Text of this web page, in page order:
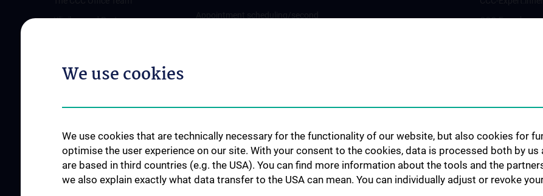
Kliniken und Partner
Qualitätsmanagement am CCC
Contact
CCC-
Publikationen
Links & Kontakt
We use cookies
We use cookies that are technically necessary for the functionality of our website, but also cookies for
optimise the user experience on our site. With your consent to the cookies, data is processed both by
are based in third countries (e.g. the USA). You can find more information about the tools and the
we also explain exactly what data transfer to the USA can mean. You can individually adjust or revoke